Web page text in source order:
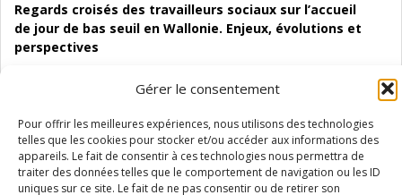
Gérer le consentement
Pour offrir les meilleures expériences, nous utilisons des technologies
telles que les cookies pour stocker et/ou accéder aux informations des
appareils. Le fait de consentir à ces technologies nous permettra de
traiter des données telles que le comportement de navigation ou les ID
uniques sur ce site. Le fait de ne pas consentir ou de retirer son
Regards croisés des travailleurs sociaux sur l’accueil
de jour de bas seuil en Wallonie. Enjeux, évolutions et
perspectives
d’accompagnement à l’autocréation d’emploi (SAACE)
01 Juil 2026
Pénurie du personnel infirmier :quels indicateurs